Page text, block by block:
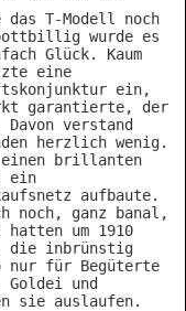
T-Modell noch
wurde es
Glück. Kaum
eine
ein,
garantierte, der
verstand
herzlich wenig.
einen brillanten
ein
aufbaute.
noch, ganz banal,
hatten um 1910
die inbrünstig
nur für Begüterte
und
sie auslaufen.